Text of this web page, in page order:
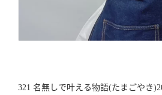
321 名無しで叶える物語(たまごやき